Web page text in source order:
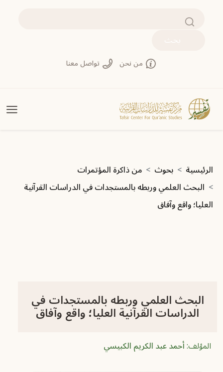
بحث
من نحن تواصل معنا
مسار التنقل
الرئيسية بحوث
من ذاكرة المؤتمرات
البحث العلمي وربطه بالمستجدات في الدراسات القرآنية
العليا؛ واقع وآفاق
البحث العلمي وربطه بالمستجدات في
الدراسات القرآنية العليا؛ واقع وآفاق
المؤلف:أحمد عبد الكريم الكبيسي